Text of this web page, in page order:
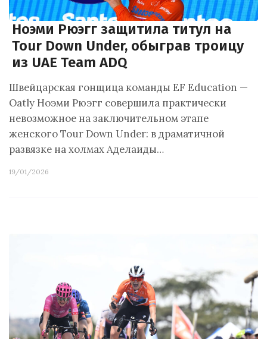
Ноэми Рюэгг защитила титул на
Tour Down Under, обыграв троицу
из UAE Team ADQ
Швейцарская гонщица команды EF Education —
Oatly Ноэми Рюэгг совершила практически
невозможное на заключительном этапе
женского Tour Down Under: в драматичной
развязке на холмах Аделаиды…
19/01/2026